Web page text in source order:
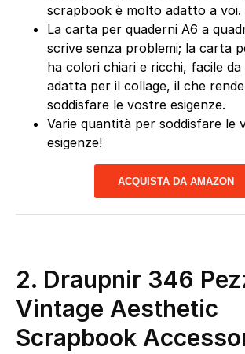
scrapbook è molto adatto a voi.
La carta per quaderni A6 a
scrive senza problemi; la carta
ha colori chiari e ricchi, facile
adatta per il collage, il che
soddisfare le vostre esigenze.
Varie quantità per soddisfare le
esigenze!
ACQUISTA DA AMAZON
2. Draupnir 346
Vintage Aesthetic
Scrapbook